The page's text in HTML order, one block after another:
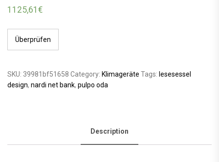
1125,61 €
Überprüfen
SKU: 39981bf51658 Category: Klimageräte Tags: lesesessel
design, nardi net bank, pulpo oda
Description